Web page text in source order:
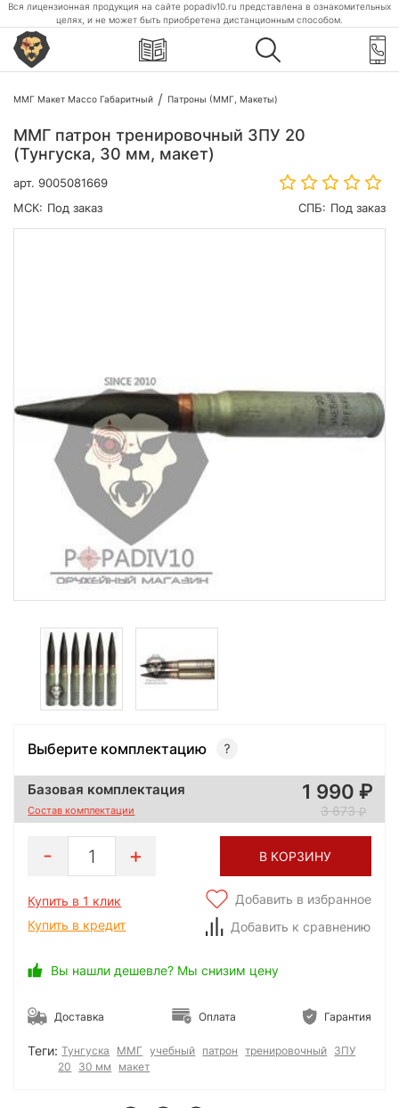
Вся лицензионная продукция на сайте popadiv10.ru представлена в ознакомительных
целях, и не может быть приобретена дистанционным способом.
ММГ Макет Массо Габаритный Патроны (ММГ, Макеты)
ММГ патрон тренировочный ЗПУ 20
(Тунгуска, 30 мм, макет)
арт. 9005081669
МСК: Под заказ СПБ: Под заказ
Выберите комплектацию
Базовая комплектация
Состав комплектации
1 990
3 673
1 В КОРЗИНУ
Купить в 1 клик
Купить в кредит
Добавить в избранное
Добавить к сравнению
Вы нашли дешевле? Мы снизим цену
Доставка Оплата Гарантия
Теги: Тунгуска ММГ учебный патрон тренировочный ЗПУ
20
30 мм макет